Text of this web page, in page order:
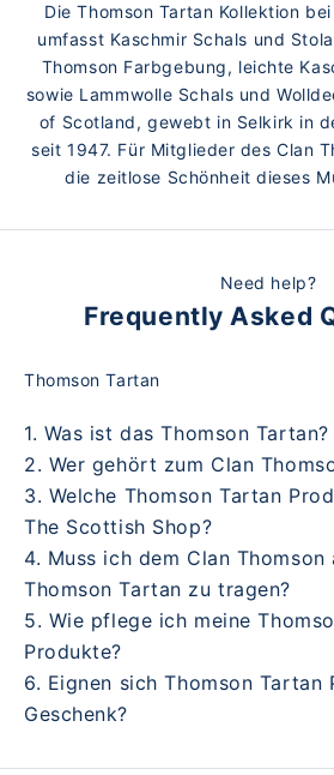
Die Thomson Tartan Kollektion
umfasst Kaschmir Schals und
Thomson Farbgebung, leichte
sowie Lammwolle Schals und
of Scotland, gewebt in Selkirk in
seit 1947. Für Mitglieder des Clan
die zeitlose Schönheit dieses
Need help?
Frequently Asked
Thomson Tartan
1. Was ist das Thomson Tartan?
2. Wer gehört zum Clan
3. Welche Thomson Tartan
The Scottish Shop?
4. Muss ich dem Clan Thomson
Thomson Tartan zu tragen?
5. Wie pflege ich meine
Produkte?
6. Eignen sich Thomson Tartan
Geschenk?